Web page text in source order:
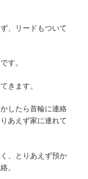
、リードもついて
す。
きます。
したら首輪に連絡
あえず家に連れて
、とりあえず預か
。